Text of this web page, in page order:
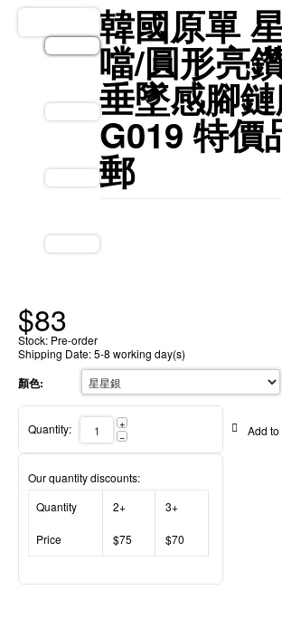
韓國原單
噹/圓形亮
垂墜感腳
G019 特價
郵
$83
Stock: Pre-order
Shipping Date: 5-8 working day(s)
顏色:
Quantity:
+
−
Our quantity discounts:
Quantity
2+ 3+
Price $75 $70
Add to